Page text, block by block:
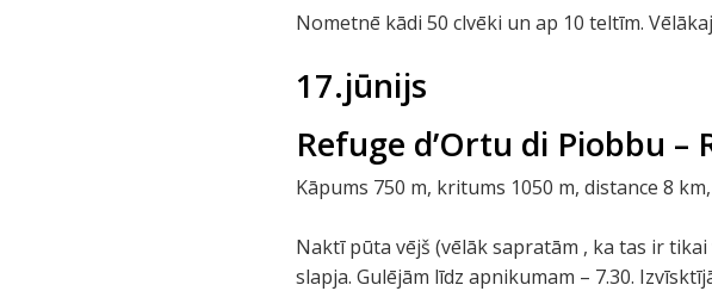
Nometnē kādi 50 clvēki un ap 10 teltīm.
17.jūnijs
Refuge d’Ortu di Piobbu –
Kāpums 750 m, kritums 1050 m, distance 8
Naktī pūta vējš (vēlāk sapratām , ka tas ir
slapja. Gulējām līdz apnikumam – 7.30.